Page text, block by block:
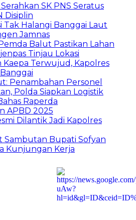
SK PNS Seratus
Disiplin
Tak Halangi Banggai Laut
Jamnas
Balut Pastikan Lahan
Tinjau Lokasi
Terwujud, Kapolres
Penambahan Personel
Polda Siapkan Logistik
Raperda
APBD 2025
Dilantik Jadi Kapolres
Sambutan Bupati Sofyan
Kunjungan Kerja